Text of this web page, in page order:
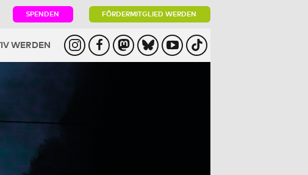
SPENDEN FÖRDERMITGLIED WERDEN
WERDEN